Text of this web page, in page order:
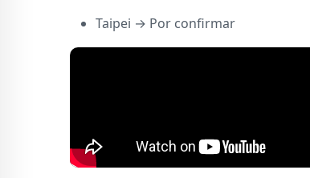
Taipei → Por confirmar